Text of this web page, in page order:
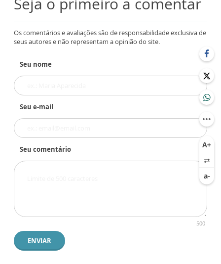
Os comentários e avaliações são de responsabilidade exclusiva de
seus autores e não representam a opinião do site.
Seu nome
Seu e-mail
Seu comentário
500
ENVIAR